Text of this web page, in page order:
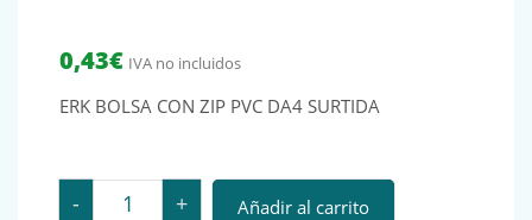
0,43€ IVA no incluidos
ERK BOLSA CON ZIP PVC DA4 SURTIDA
- ERK BOLSA CON ZIP PVC DA4 SURTIDA Ref.: 532900
+ Añadir al carrito